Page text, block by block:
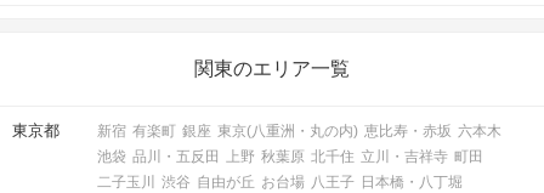
関東のエリア一覧
東京都 新宿 有楽町 銀座 東京(八重洲・丸の内) 恵比寿・赤坂 六本木
池袋 品川・五反田 上野 秋葉原 北千住 立川・吉祥寺 町田
二子玉川
渋谷 自由が丘 お台場 八王子 日本橋・八丁堀